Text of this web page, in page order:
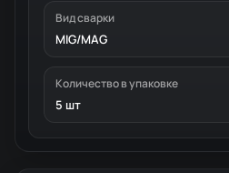
Вид сварки
MIG/MAG
Количество в упаковке
5 шт